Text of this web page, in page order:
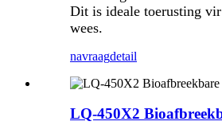
Dit is ideale toerusting
wees.
navraagdetail
LQ-450X2